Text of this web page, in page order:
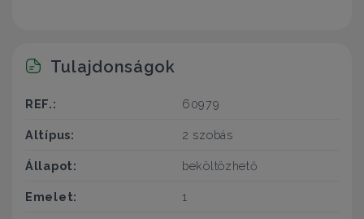
Tulajdonságok
REF.: 60979
Altípus: 2 szobás
Állapot: beköltözhető
Emelet: 1